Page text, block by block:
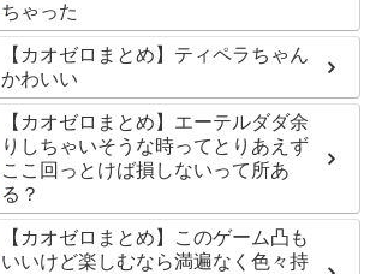
ちゃった
【カオゼロまとめ】ティペラちゃん
かわいい
【カオゼロまとめ】エーテルダダ余
りしちゃいそうな時ってとりあえず
ここ回っとけば損しないって所あ
る？
【カオゼロまとめ】このゲーム凸も
いいけど楽しむなら満遍なく色々持